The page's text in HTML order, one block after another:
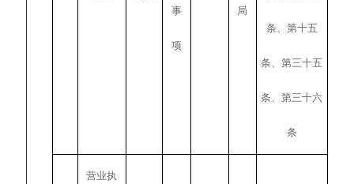
事
项
局
条、第十五
条、第三十五
条、第三十六
条
营业执